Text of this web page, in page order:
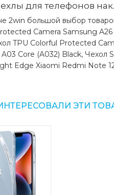
для телефонов
2win большой выбор
Camera Samsung
TPU Colorful Protected
Core (A032) Black, Чехол
Edge Xiaomi Redmi Note
ЭТИ